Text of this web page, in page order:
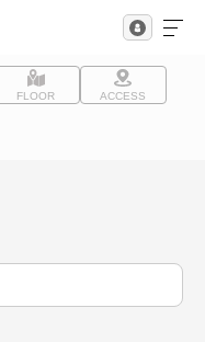
FLOOR ACCESS